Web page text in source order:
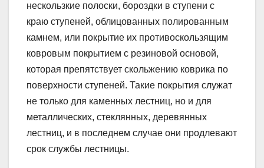
нескользкие полоски, бороздки в ступени с
краю ступеней, облицованных полированным
камнем, или покрытие их противоскользящим
ковровым покрытием с резиновой основой,
которая препятствует скольжению коврика по
поверхности ступеней. Такие покрытия служат
не только для каменных лестниц, но и для
металлических, стеклянных, деревянных
лестниц, и в последнем случае они продлевают
срок службы лестницы.